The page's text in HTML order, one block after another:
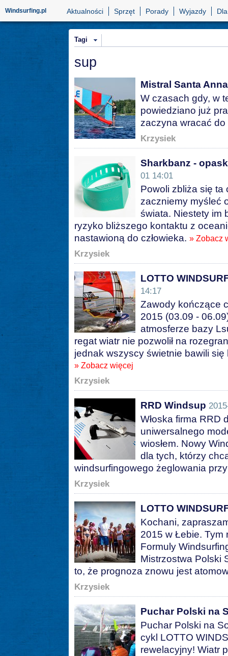
Windsurfing.pl Aktualności Sprzęt Porady Wyjazdy
Tagi
sup
Mistral Santa
W czasach gdy, w
powiedziano już
zaczyna wracać
Krzysiek
Sharkbanz -
01 14:01
Powoli zbliża się
zaczniemy myśleć
świata. Niestety im
ryzyko bliższego kontaktu z
nastawioną do człowieka. » Zobacz
Krzysiek
LOTTO
14:17
Zawody kończące
2015 (03.09 -
atmosferze bazy
regat wiatr nie pozwolił na
jednak wszyscy świetnie bawili
» Zobacz więcej
Krzysiek
RRD Windsup
Włoska firma RRD
uniwersalnego
wiosłem. Nowy
dla tych, którzy
windsurfingowego żeglowania
Krzysiek
LOTTO
Kochani,
2015 w Łebie. Tym
Formuly
Mistrzostwa Polski
to, że prognoza znowu jest
Krzysiek
Puchar Polski na
Puchar Polski na
cykl LOTTO
rewelacyjny! Wiatr